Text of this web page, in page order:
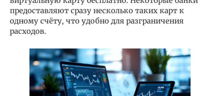
предоставляют сразу несколько таких карт к
одному счёту, что удобно для разграничения
расходов.